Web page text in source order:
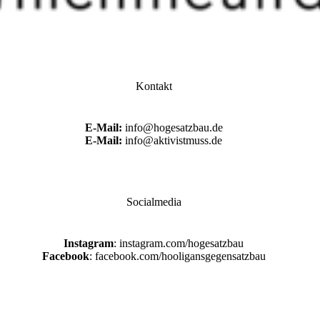
Kontakt
E-Mail: info@hogesatzbau.de
E-Mail: info@aktivistmuss.de
Socialmedia
Instagram: instagram.com/hogesatzbau
Facebook: facebook.com/hooligansgegensatzbau